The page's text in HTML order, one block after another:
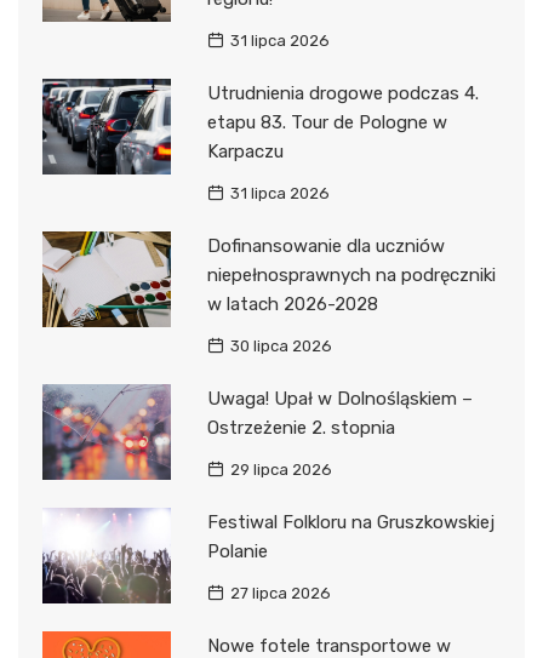
31 lipca 2026
Utrudnienia drogowe podczas 4.
etapu 83. Tour de Pologne w
Karpaczu
31 lipca 2026
Dofinansowanie dla uczniów
niepełnosprawnych na podręczniki
w latach 2026-2028
30 lipca 2026
Uwaga! Upał w Dolnośląskiem –
Ostrzeżenie 2. stopnia
29 lipca 2026
Festiwal Folkloru na Gruszkowskiej
Polanie
27 lipca 2026
Nowe fotele transportowe w